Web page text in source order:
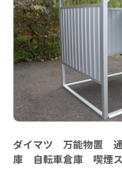
ダイマツ 万能物置
庫 自転車倉庫 喫煙ス